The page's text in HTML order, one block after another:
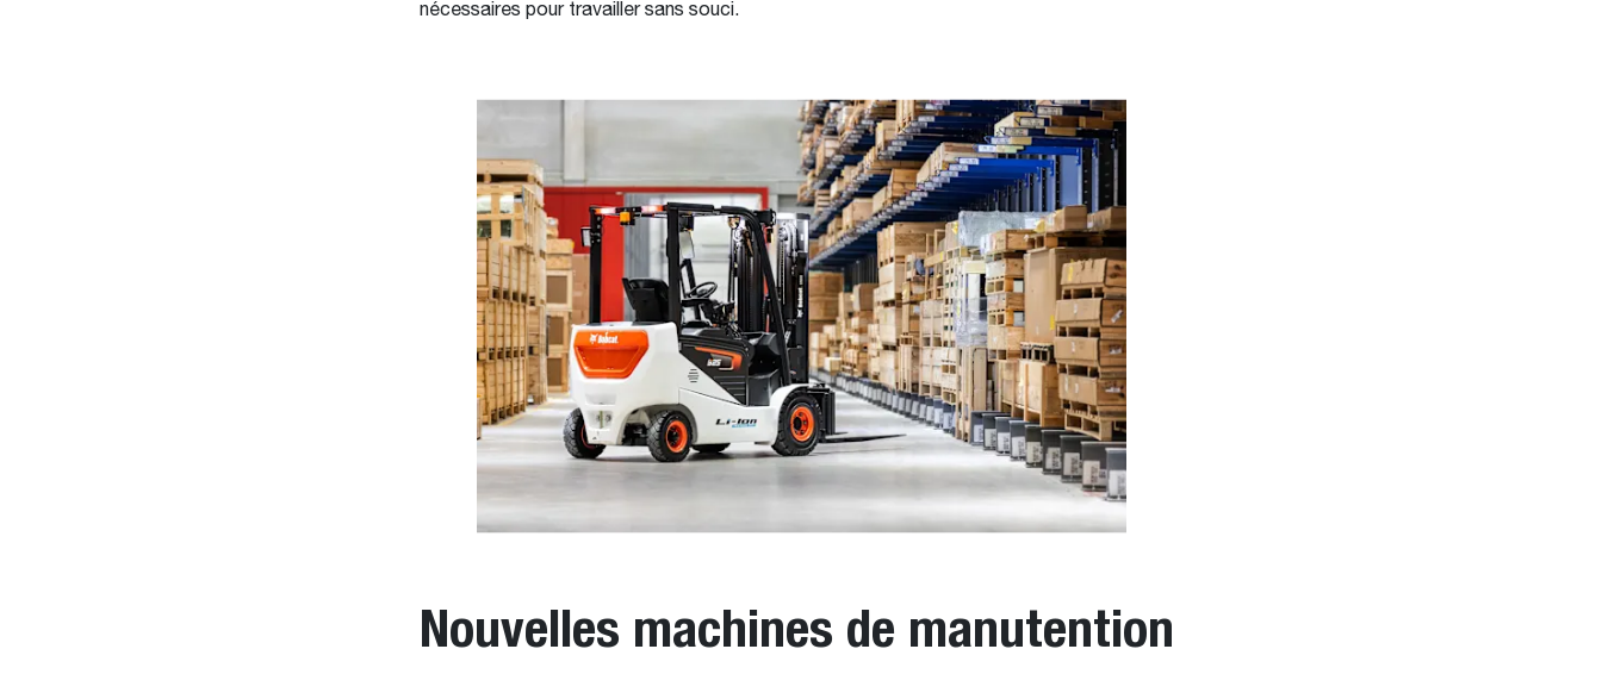
nécessaires pour travailler sans souci.
Nouvelles machines de manutention